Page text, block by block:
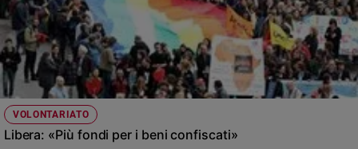
giorno
Santo
del
giorno
Società
e
valori
VOLONTARIATO
Libera: «Più fondi per i beni confiscati»